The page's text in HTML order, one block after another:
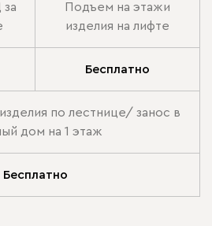
Подъем на этажи
изделия на лифте
Бесплатно
по лестнице/ занос в
дом на 1 этаж
Бесплатно